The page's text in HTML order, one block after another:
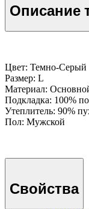
Описание
Цвет: Темно-Серый
Размер: L
Материал:
Подкладка: 100%
Утеплитель: 90%
Пол: Мужской
Свойства